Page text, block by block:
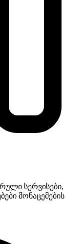
სერვისები,
მონაცემების